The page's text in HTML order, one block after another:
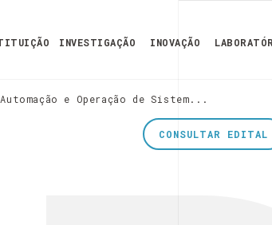
INVESTIGAÇÃO INOVAÇÃO
Automação e Operação de Sistem...
CONSULTAR EDITAL